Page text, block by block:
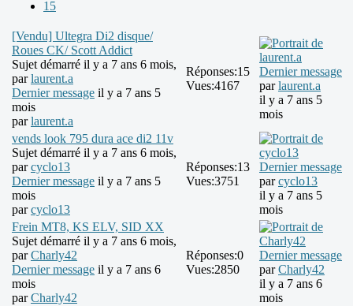
15
[Vendu] Ultegra Di2 disque/
Roues CK/ Scott Addict
Sujet démarré il y a 7 ans 6 mois,
parlaurent.a
Dernier message il y a 7 ans 5
mois
parlaurent.a
Réponses:15
Vues:4167
Dernier message
parlaurent.a
il y a 7 ans 5
mois
vends look 795 dura ace di2 11v
Sujet démarré il y a 7 ans 6 mois,
parcyclo13
Dernier message il y a 7 ans 5
mois
parcyclo13
Réponses:13
Vues:3751
Dernier message
parcyclo13
il y a 7 ans 5
mois
Frein MT8, KS ELV, SID XX
Sujet démarré il y a 7 ans 6 mois,
parCharly42
Dernier message il y a 7 ans 6
mois
parCharly42
Réponses:0
Vues:2850
Dernier message
parCharly42
il y a 7 ans 6
mois